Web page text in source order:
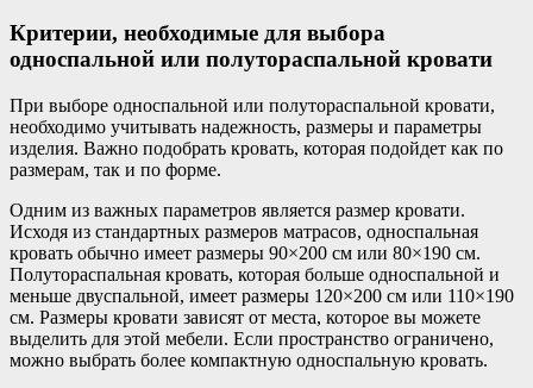
Критерии, необходимые для выбора
односпальной или полутораспальной кровати
При выборе односпальной или полутораспальной кровати,
необходимо учитывать надежность, размеры и параметры
изделия. Важно подобрать кровать, которая подойдет как по
размерам, так и по форме.
Одним из важных параметров является размер кровати.
Исходя из стандартных размеров матрасов, односпальная
кровать обычно имеет размеры 90×200 см или 80×190 см.
Полутораспальная кровать, которая больше односпальной и
меньше двуспальной, имеет размеры 120×200 см или 110×190
см. Размеры кровати зависят от места, которое вы можете
выделить для этой мебели. Если пространство ограничено,
можно выбрать более компактную односпальную кровать.